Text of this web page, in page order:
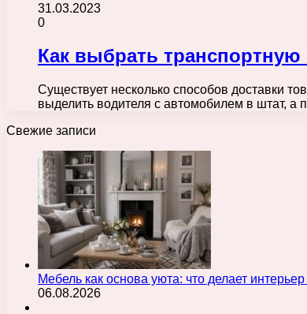
31.03.2023
0
Как выбрать
Существует несколько способов доставки
выделить водителя с автомобилем в штат, а
Свежие записи
Мебель как основа уюта: что делает
06.08.2026